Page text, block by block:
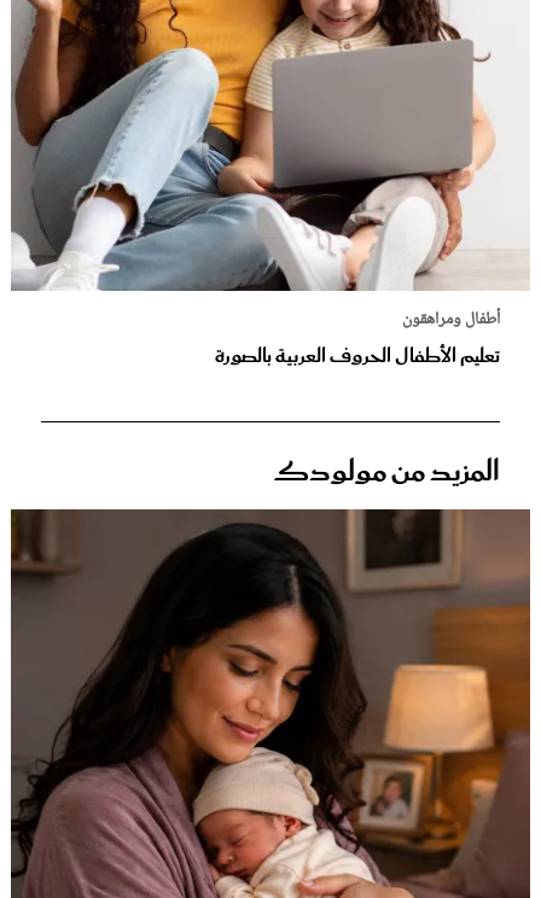
أطفال ومراهقون
تعليم الأطفال الحروف العربية بالصورة
المزيد من مولودك